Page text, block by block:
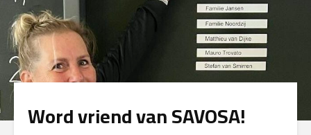
Word vriend van SAVOSA!